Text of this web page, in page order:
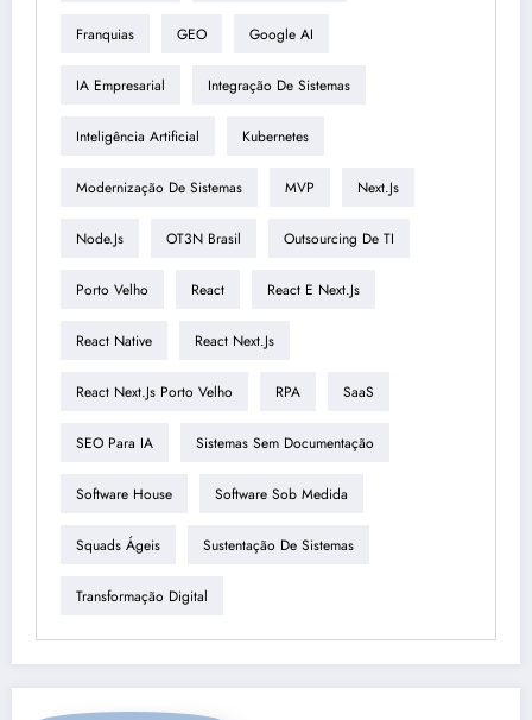
Franquias GEO Google AI
IA Empresarial Integração De Sistemas
Inteligência Artificial Kubernetes
Modernização De Sistemas MVP Next.js
Node.js OT3N Brasil Outsourcing De TI
Porto Velho React React E Next.js
React Native React Next.js
React Next.js Porto Velho RPA SaaS
SEO Para IA Sistemas Sem Documentação
Software House Software Sob Medida
Squads Ágeis Sustentação De Sistemas
Transformação Digital